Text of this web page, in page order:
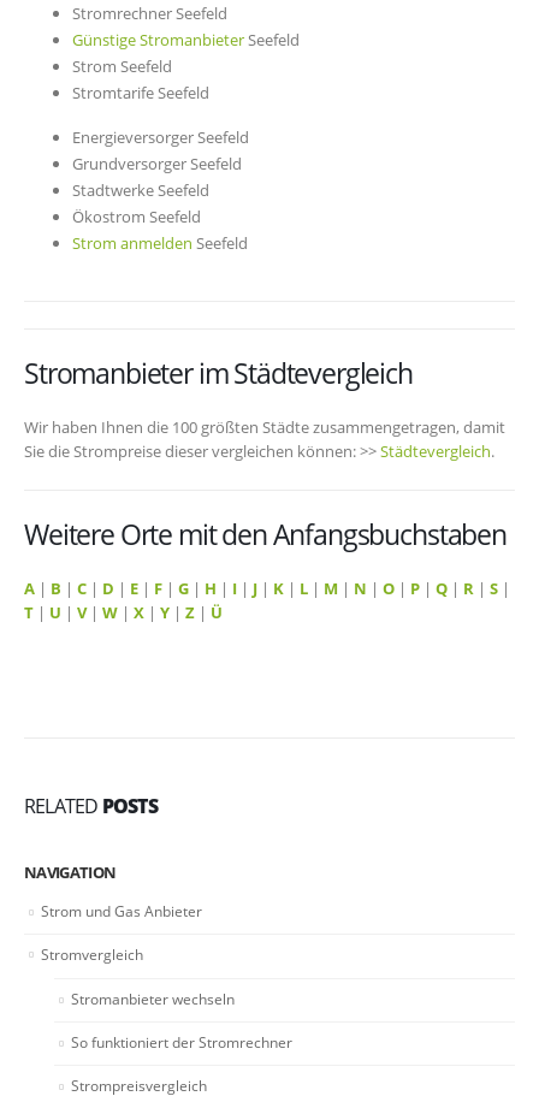
Stromrechner Seefeld
Günstige StromanbieterSeefeld
Strom Seefeld
Stromtarife Seefeld
Energieversorger Seefeld
Grundversorger Seefeld
Stadtwerke Seefeld
Ökostrom Seefeld
Strom anmelden Seefeld
Stromanbieter im Städtevergleich
Wir haben Ihnen die 100 größten Städte zusammengetragen, damit
Sie die Strompreise dieser vergleichen können: >>Städtevergleich.
Weitere Orte mit den Anfangsbuchstaben
A | B | C | D | E | F | G | H | I | J | K | L | M | N | O | P | Q | R | S |
T | U | V| W | X | Y | Z | Ü
RELATED POSTS
NAVIGATION
Strom und Gas Anbieter
Stromvergleich
Stromanbieter wechseln
So funktioniert der Stromrechner
Strompreisvergleich